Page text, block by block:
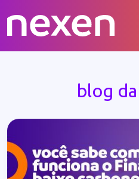
blog